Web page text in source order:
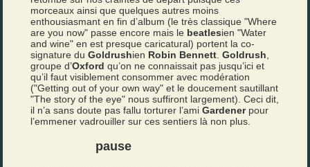
morceaux ainsi que quelques autres moins
enthousiasmant en fin d’album (le très classique "Where
are you now" passe encore mais le beatlesien "Water
and wine" en est presque caricatural) portent la co-
signature duGoldrushien Robin Bennett .Goldrush
groupe d’Oxford qu’on ne connaissait pas jusqu’ici et
qu’il faut visiblement consommer avec modération
("Getting out of your own way" et le doucement sautillant
"The story of the eye" nous suffiront largement). Ceci dit,
il n’a sans doute pas fallu torturer l’amiGardenerpour
l’emmener vadrouiller sur ces sentiers là non plus.
pause